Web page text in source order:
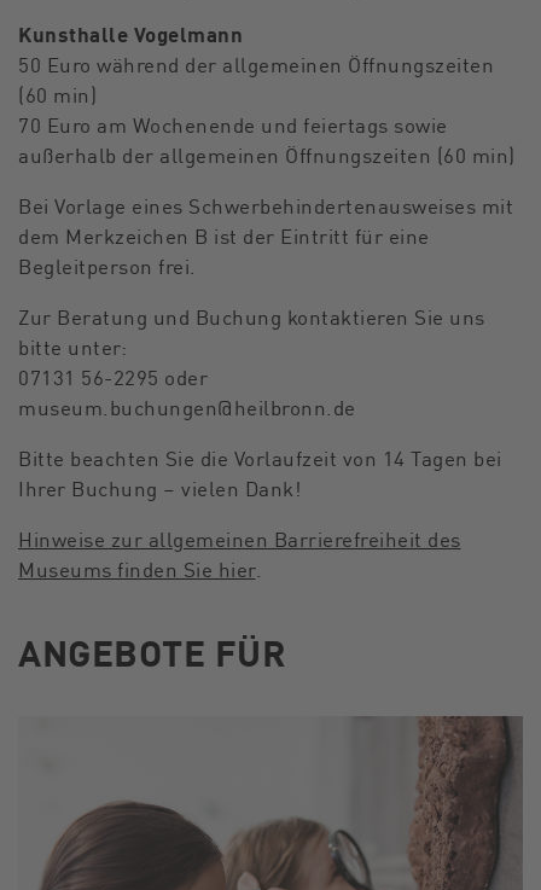
Kunsthalle Vogelmann
50 Euro während der allgemeinen Öffnungszeiten
(60 min)
70 Euro am Wochenende und feiertags sowie
außerhalb der allgemeinen Öffnungszeiten (60 min)
Bei Vorlage eines Schwerbehindertenausweises mit
dem Merkzeichen B ist der Eintritt für eine
Begleitperson frei.
Zur Beratung und Buchung kontaktieren Sie uns
bitte unter:
07131 56-2295 oder
museum.buchungen@heilbronn.de
Bitte beachten Sie die Vorlaufzeit von 14 Tagen bei
Ihrer Buchung – vielen Dank!
Hinweise zur allgemeinen Barrierefreiheit des
Museums finden Sie hier.
ANGEBOTE FÜR